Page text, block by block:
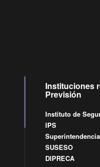
Instituciones
Previsión
Instituto de
IPS
SUSESO
DIPRECA